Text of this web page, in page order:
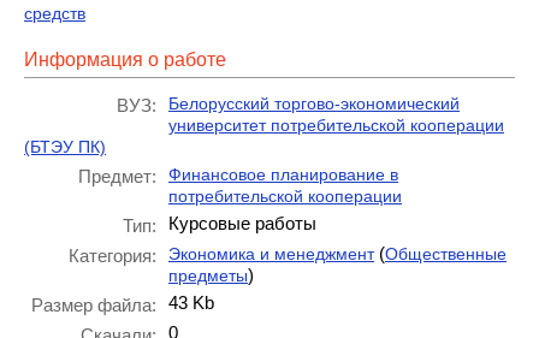
средств
Информация о работе
ВУЗ:
Белорусский торгово-экономический
университет потребительской кооперации
(БТЭУ ПК)
Предмет:
Финансовое планирование в
потребительской кооперации
Тип:
Курсовые работы
Категория:
Экономика и менеджмент(Общественные
предметы)
Размер файла:
43 Kb
0